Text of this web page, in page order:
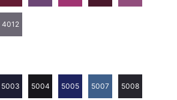
4012
5003 5004 5005 5007 5008